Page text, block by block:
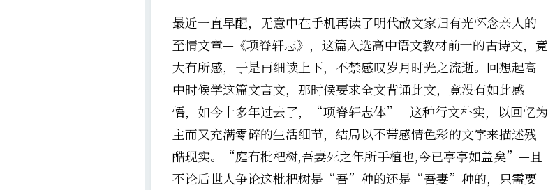
最近一直早醒，无意中在手机再读了明代散文家归有光怀念亲人的
至情文章—《项脊轩志》，这篇入选高中语文教材前十的古诗文，竟
大有所感，于是再细读上下，不禁感叹岁月时光之流逝。回想起高
中时候学这篇文言文，那时候要求全文背诵此文，竟没有如此感
悟，如今十多年过去了，“项脊轩志体”—这种行文朴实，以回忆为
主而又充满零碎的生活细节，结局以不带感情色彩的文字来描述残
酷现实。“庭有枇杷树,吾妻死之年所手植也,今已亭亭如盖矣”—且
不论后世人争论这枇杷树是“吾”种的还是“吾妻”种的，只需要